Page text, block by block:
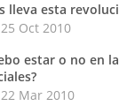
lleva esta
25 Oct 2010
estar o no en
22 Mar 2010